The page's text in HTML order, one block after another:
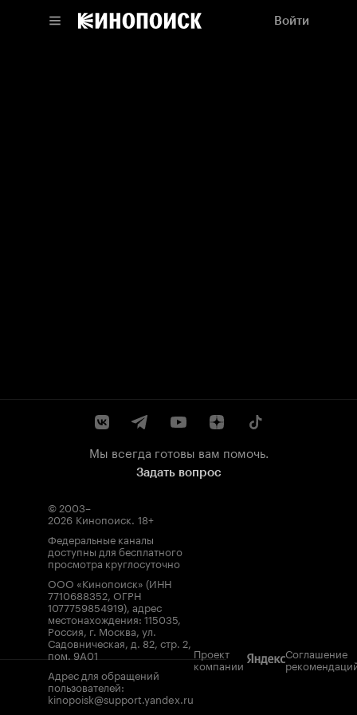
Войти
Мы всегда готовы вам помочь.
Задать вопрос
© 2003–
2026 Кинопоиск. 18+
Федеральные каналы
доступны для бесплатного
просмотра круглосуточно
ООО «Кинопоиск» (ИНН
7710688352, ОГРН
1077759854919), адрес
местонахождения: 115035,
Россия, г. Москва, ул.
Садовническая, д. 82, стр. 2,
пом. 9А01
Адрес для обращений
пользователей:
kinopoisk@support.yandex.ru
Проект
компании
Соглашение